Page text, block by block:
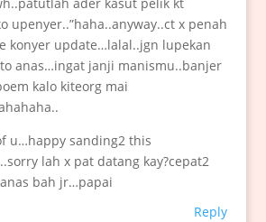
upenyer..”haha..anyway..ct x penah
konyer update…lalal..jgn lupekan
anas…ingat janji manismu..banjer
kalo kiteorg mai
u…happy sanding2 this
lah x pat datang kay?cepat2
bah jr…papai
Reply